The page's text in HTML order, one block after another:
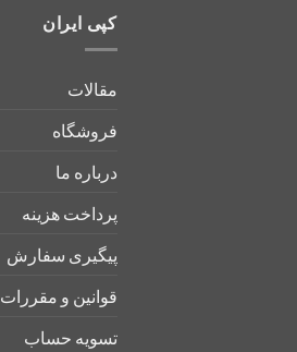
کپی ایران
مقالات
فروشگاه
درباره ما
پرداخت هزینه
پیگیری سفارش
قوانین و مقررات
تسویه حساب